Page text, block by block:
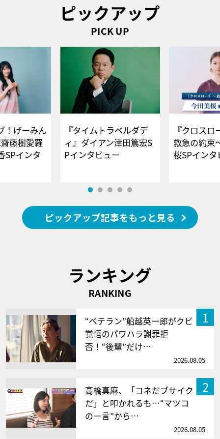
ピックアップ
PICK UP
！げーみん
藤樹愛羅
SPインタ
『タイムトラベルダデ
ィ』ダイアン津田篤宏S
Pインタビュー
『クロス
救急の約束
桜SPイ
ピックアップ記事をもっと見る
ランキング
RANKING
1
“ベテラン”船越英一郎がクビ
覚悟のパワハラ謝罪拒
否！“後輩”だけ…
2026.08.05
2
高橋真麻、「コネだブサイク
だ」と叩かれるも…“マツコ
の一言”から…
2026.08.05